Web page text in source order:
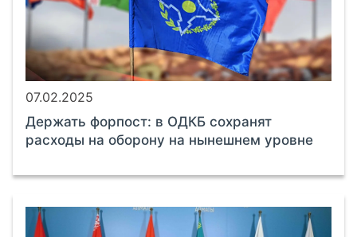
07.02.2025
Держать форпост: в ОДКБ сохранят
расходы на оборону на нынешнем уровне